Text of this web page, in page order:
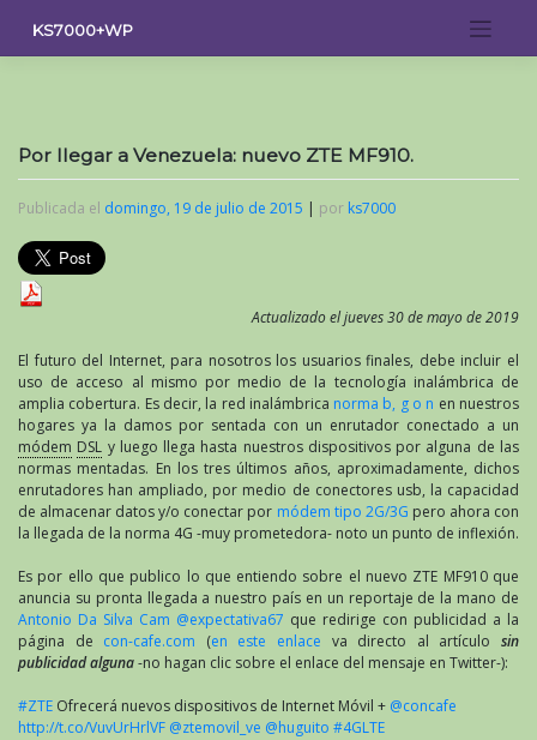
contenido
KS7000+WP
Por llegar a Venezuela: nuevo ZTE MF910.
Publicada el domingo, 19 de julio de 2015 | por ks7000
Actualizado el jueves 30 de mayo de 2019
El futuro del Internet, para nosotros los usuarios finales, debe incluir el
uso de acceso al mismo por medio de la tecnología inalámbrica de
amplia cobertura. Es decir, la red inalámbrica norma b, g o n en nuestros
hogares ya la damos por sentada con un enrutador conectado a un
módem DSL y luego llega hasta nuestros dispositivos por alguna de las
normas mentadas. En los tres últimos años, aproximadamente, dichos
enrutadores han ampliado, por medio de conectores usb, la capacidad
de almacenar datos y/o conectar por módem tipo 2G/3G pero ahora con
la llegada de la norma 4G -muy prometedora- noto un punto de inflexión.
Es por ello que publico lo que entiendo sobre el nuevo ZTE MF910 que
anuncia su pronta llegada a nuestro país en un reportaje de la mano de
Antonio Da Silva Cam @expectativa67 que redirige con publicidad a la
página de con-cafe.com (en este enlace va directo al artículosin
publicidad alguna-no hagan clic sobre el enlace del mensaje en Twitter-):
#ZTE Ofrecerá nuevos dispositivos de Internet Móvil + @concafe
http://t.co/VuvUrHrlVF @ztemovil_ve @huguito #4GLTE